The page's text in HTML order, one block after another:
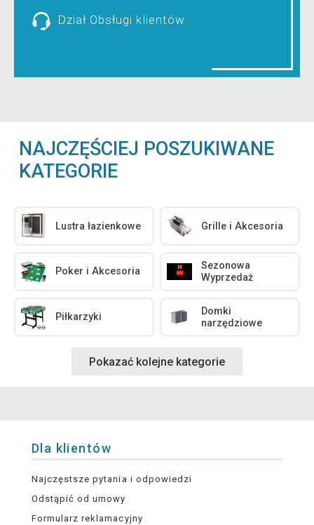
Dział Obsługi klientów
NAJCZĘŚCIEJ POSZUKIWANE
KATEGORIE
Lustra łazienkowe Grille i Akcesoria
Poker i Akcesoria
Sezonowa
Wyprzedaż
Piłkarzyki
Domki
narzędziowe
Pokazać kolejne kategorie
Dla klientów
Najczęstsze pytania i odpowiedzi
Odstąpić od umowy
Formularz reklamacyjny